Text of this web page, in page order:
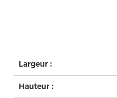
Largeur :
Hauteur :